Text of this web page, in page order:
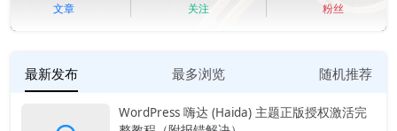
文章 关注 粉丝
最新发布 最多浏览 随机推荐
WordPress 嗨达 (Haida) 主题正版授权激活完